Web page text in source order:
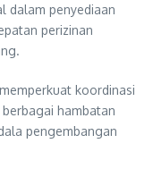
dalam penyediaan
perizinan
koordinasi
hambatan
pengembangan